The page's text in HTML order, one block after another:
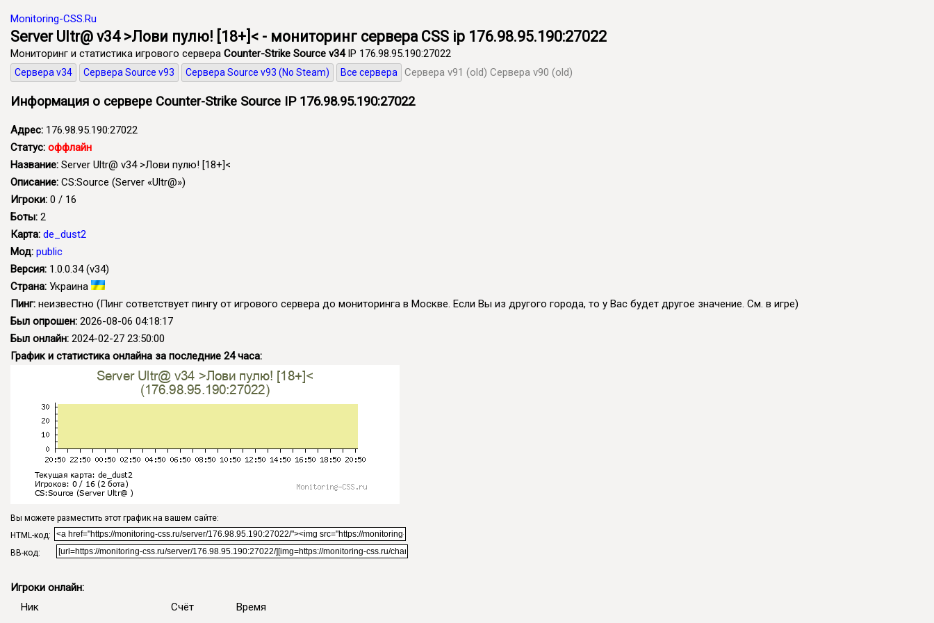
Monitoring-CSS.Ru
Server Ultr@ v34 >Лови пулю! [18+]< - мониторинг сервера CSS ip 176.98.95.190:27022
Мониторинг и статистика игрового сервера Counter-Strike Source v34IP 176.98.95.190:27022
Сервера v34 Сервера Source v93 Сервера Source v93 (No Steam) Все сервера Сервера v91 (old) Сервера v90 (old)
Информация о сервере Counter-Strike Source IP 176.98.95.190:27022
Адрес: 176.98.95.190:27022
Статус: оффлайн
Название: Server Ultr@ v34 >Лови пулю! [18+]<
Описание: CS:Source (Server «Ultr@»)
Игроки: 0 / 16
Боты: 2
Карта: de_dust2
Мод: public
Версия: 1.0.0.34 (v34)
Страна: Украина
Пинг: неизвестно (Пинг сответствует пингу от игрового сервера до мониторинга в Москве. Если Вы из другого города, то у Вас будет другое значение. См. в игре)
Был опрошен: 2026-08-06 04:18:17
Был онлайн: 2024-02-27 23:50:00
График и статистика онлайна за последние 24 часа:
Вы можете разместить этот график на вашем сайте:
HTML-код:
BB-код:
Игроки онлайн:
Ник
Счёт
Время